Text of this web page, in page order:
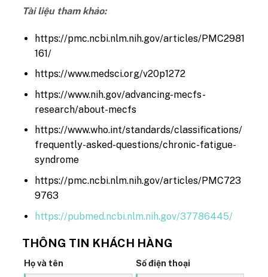
Tài liệu tham khảo:
https://pmc.ncbi.nlm.nih.gov/articles/PMC2981
161/
https://www.medsci.org/v20p1272
https://www.nih.gov/advancing-mecfs-
research/about-mecfs
https://www.who.int/standards/classifications/
frequently-asked-questions/chronic-fatigue-
syndrome
https://pmc.ncbi.nlm.nih.gov/articles/PMC723
9763
https://pubmed.ncbi.nlm.nih.gov/37786445/
THÔNG TIN KHÁCH HÀNG
Họ và tên Số điện thoại